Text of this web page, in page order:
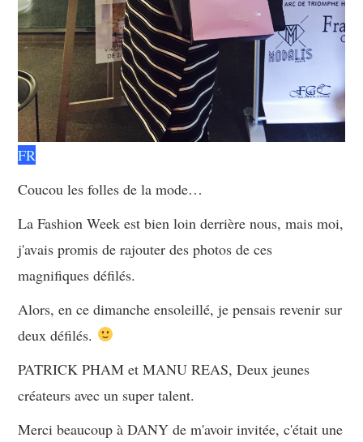
FR
Coucou les folles de la mode…
La Fashion Week est bien loin derrière nous, mais moi,
j'avais promis de rajouter des photos de ces
magnifiques défilés.
Alors, en ce dimanche ensoleillé, je pensais revenir sur
deux défilés.
PATRICK PHAM et MANU REAS, Deux jeunes
créateurs avec un super talent.
Merci beaucoup à DANY de m'avoir invitée, c'était une